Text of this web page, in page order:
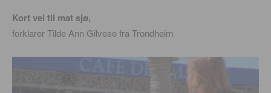
Kort vei til mat sjø,
forklarer Tilde Ann Gilvese fra Trondheim